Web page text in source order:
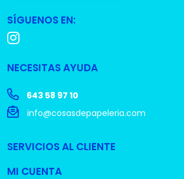
SÍGUENOS EN:
NECESITAS AYUDA
643 58 97 10
info@cosasdepapeleria.com
SERVICIOS AL CLIENTE
MI CUENTA